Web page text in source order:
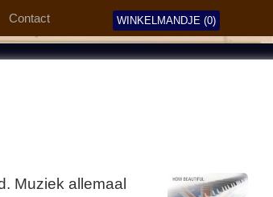
Contact WINKELMANDJE (0)
Muziek allemaal